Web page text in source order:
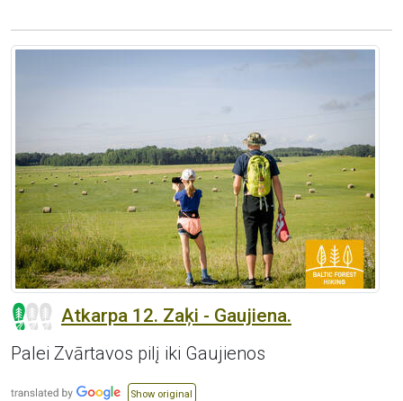
Atkarpa 12. Zaķi - Gaujiena.
Palei Zvārtavos pilį iki Gaujienos
Show original